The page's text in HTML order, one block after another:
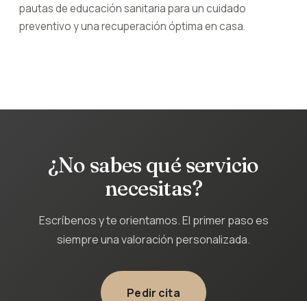
pautas de educación sanitaria para un cuidado
preventivo y una recuperación óptima en casa.
¿No sabes qué servicio
necesitas?
Escríbenos y te orientamos. El primer paso es
siempre una valoración personalizada.
Pedir cita